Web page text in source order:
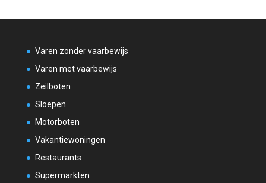
Varen zonder vaarbewijs
Varen met vaarbewijs
Zeilboten
Sloepen
Motorboten
Vakantiewoningen
Restaurants
Supermarkten